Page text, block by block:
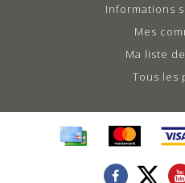
Informations
Mes
Ma liste
Tous les